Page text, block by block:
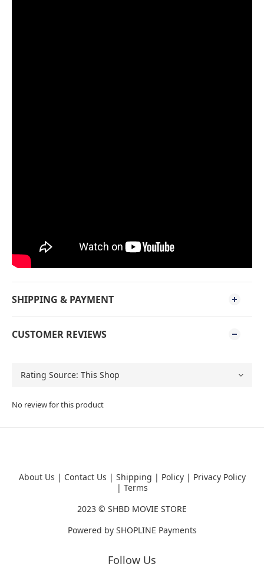
SHIPPING & PAYMENT
CUSTOMER REVIEWS
No review for this product
About Us | Contact Us | Shipping | Policy| Privacy Policy
| Terms
2023 © SHBD MOVIE STORE
Powered by SHOPLINE Payments
Follow Us